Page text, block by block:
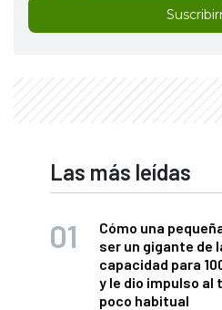
Las más leídas
Cómo una
ser un gigante de
capacidad para
y le dio impulso al
poco habitual